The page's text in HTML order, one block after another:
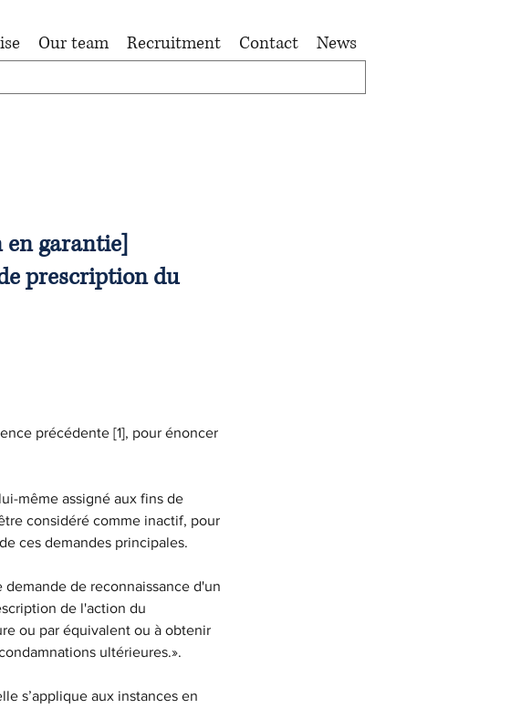
Our team Recruitment Contact News
garantie]
prescription du
précédente [1], pour énoncer
même assigné aux fins de
considéré comme inactif, pour
ces demandes principales.
demande de reconnaissance d'un
de l'action du
ou par équivalent ou à obtenir
ultérieures.».
s’applique aux instances en